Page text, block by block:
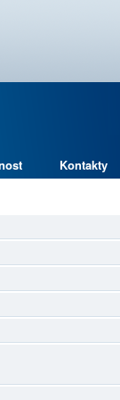
Kontakty